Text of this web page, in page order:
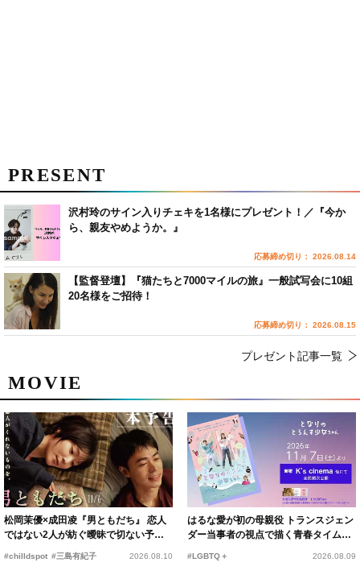
MOVIE
松岡茉優×成田凌『男ともだち』 恋人
ではない2人が紡ぐ曖昧で切ない予告
#chilldspot #三島有紀子 2026.08.10
はるな愛が初の母親役 トランスジェン
ダー当事者の視点で描く青春タイムス
#LGBTQ＋ 2026.08.09
PRESENT
沢村玲のサイン入りチェキを1名様にプレゼント！／『今か
ら、親友やめようか。』
応募締め切り： 2026.08.14
【監督登壇】『猫たちと7000マイルの旅』一般試写会に10組
20名様をご招待！
応募締め切り： 2026.08.15
プレゼント記事一覧